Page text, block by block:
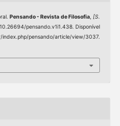
Pensando - Revista de Filosofia,[S.
pensando.v1i1.438. Disponível
pensando/article/view/3037.